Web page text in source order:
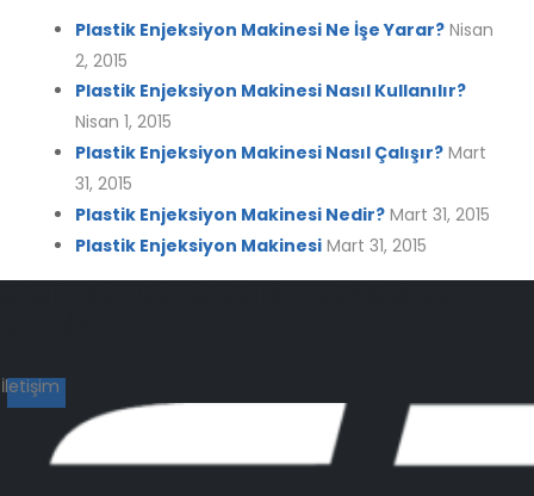
Plastik Enjeksiyon Makinesi Ne İşe Yarar? Nisan
2, 2015
Plastik Enjeksiyon Makinesi Nasıl Kullanılır?
Nisan 1, 2015
Plastik Enjeksiyon Makinesi Nasıl Çalışır? Mart
31, 2015
Plastik Enjeksiyon Makinesi Nedir? Mart 31, 2015
Plastik Enjeksiyon Makinesi Mart 31, 2015
İletişim